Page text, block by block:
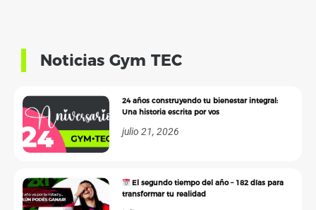
Noticias Gym TEC
24 años construyendo tu bienestar integral:
Una historia escrita por vos
julio 21, 2026
El segundo tiempo del año – 182 días para
transformar tu realidad